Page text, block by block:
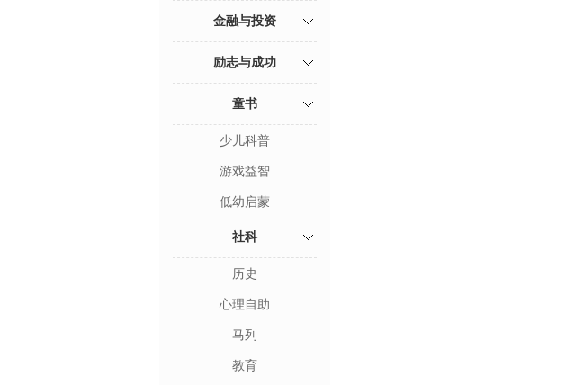
金融与投资
励志与成功
童书
少儿科普
游戏益智
低幼启蒙
社科
历史
心理自助
马列
教育